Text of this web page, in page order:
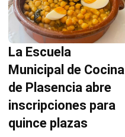
La Escuela
Municipal de Cocina
de Plasencia abre
inscripciones para
quince plazas